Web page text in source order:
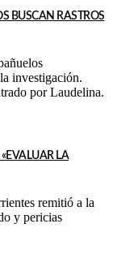
BUSCAN RASTROS
investigación.
por Laudelina.
LA
remitió a la
y pericias